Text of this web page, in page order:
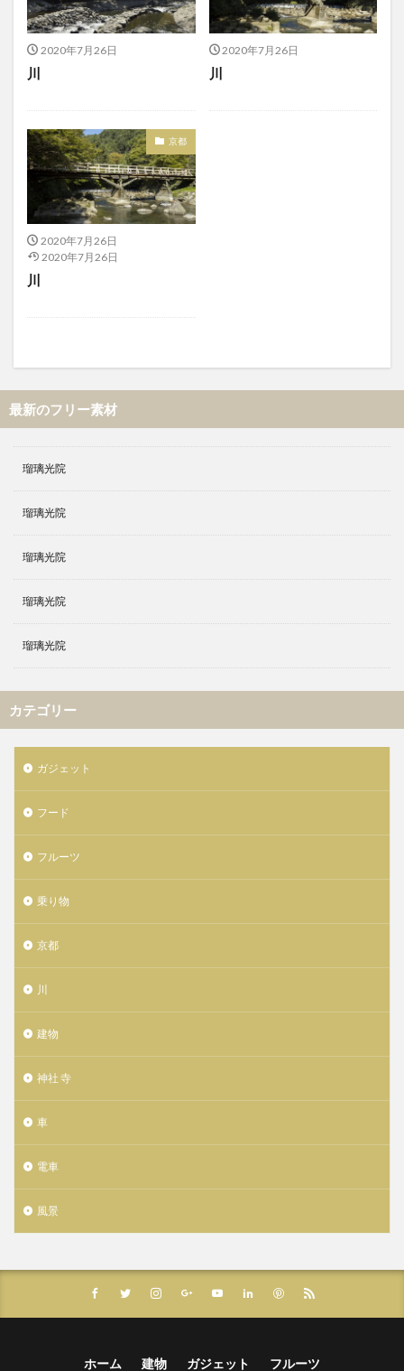
2020年7月26日
川
2020年7月26日
川
京都
2020年7月26日
2020年7月26日
川
最新のフリー素材
瑠璃光院
瑠璃光院
瑠璃光院
瑠璃光院
瑠璃光院
カテゴリー
ガジェット
フード
フルーツ
乗り物
京都
川
建物
神社 寺
車
電車
風景
ホーム 建物 ガジェット フルーツ